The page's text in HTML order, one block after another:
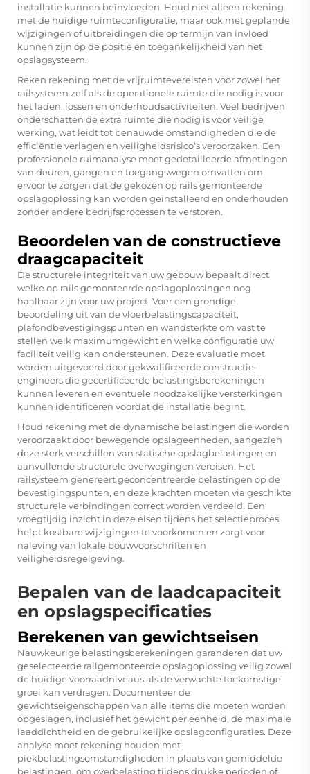
installatie kunnen beïnvloeden. Houd niet alleen rekening
met de huidige ruimteconfiguratie, maar ook met geplande
wijzigingen of uitbreidingen die op termijn van invloed
kunnen zijn op de positie en toegankelijkheid van het
opslagsysteem.
Reken rekening met de vrijruimtevereisten voor zowel het
railsysteem zelf als de operationele ruimte die nodig is voor
het laden, lossen en onderhoudsactiviteiten. Veel bedrijven
onderschatten de extra ruimte die nodig is voor veilige
werking, wat leidt tot benauwde omstandigheden die de
efficiëntie verlagen en veiligheidsrisico’s veroorzaken. Een
professionele ruimanalyse moet gedetailleerde afmetingen
van deuren, gangen en toegangswegen omvatten om
ervoor te zorgen dat de gekozen op rails gemonteerde
opslagoplossing kan worden geïnstalleerd en onderhouden
zonder andere bedrijfsprocessen te verstoren.
Beoordelen van de constructieve
draagcapaciteit
De structurele integriteit van uw gebouw bepaalt direct
welke op rails gemonteerde opslagoplossingen nog
haalbaar zijn voor uw project. Voer een grondige
beoordeling uit van de vloerbelastingscapaciteit,
plafondbevestigingspunten en wandsterkte om vast te
stellen welk maximumgewicht en welke configuratie uw
faciliteit veilig kan ondersteunen. Deze evaluatie moet
worden uitgevoerd door gekwalificeerde constructie-
engineers die gecertificeerde belastingsberekeningen
kunnen leveren en eventuele noodzakelijke versterkingen
kunnen identificeren voordat de installatie begint.
Houd rekening met de dynamische belastingen die worden
veroorzaakt door bewegende opslageenheden, aangezien
deze sterk verschillen van statische opslagbelastingen en
aanvullende structurele overwegingen vereisen. Het
railsysteem genereert geconcentreerde belastingen op de
bevestigingspunten, en deze krachten moeten via geschikte
structurele verbindingen correct worden verdeeld. Een
vroegtijdig inzicht in deze eisen tijdens het selectieproces
helpt kostbare wijzigingen te voorkomen en zorgt voor
naleving van lokale bouwvoorschriften en
veiligheidsregelgeving.
Bepalen van de laadcapaciteit
en opslagspecificaties
Berekenen van gewichtseisen
Nauwkeurige belastingsberekeningen garanderen dat uw
geselecteerde railgemonteerde opslagoplossing veilig zowel
de huidige voorraadniveaus als de verwachte toekomstige
groei kan verdragen. Documenteer de
gewichtseigenschappen van alle items die moeten worden
opgeslagen, inclusief het gewicht per eenheid, de maximale
laaddichtheid en de gebruikelijke opslagconfiguraties. Deze
analyse moet rekening houden met
piekbelastingsomstandigheden in plaats van gemiddelde
belastingen, om overbelasting tijdens drukke perioden of